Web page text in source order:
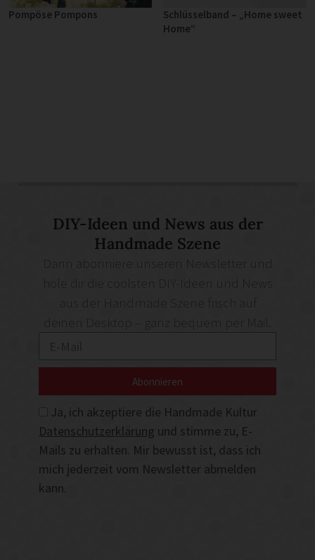
Pompöse Pompons
Schlüsselband – „Home sweet
Home“
DIY-Ideen und News aus der
Handmade Szene
deinen Desktop – ganz bequem per Mail.
Ja, ich akzeptiere die Handmade Kultur
Datenschutzerklärung und stimme zu, E-
Mails zu erhalten. Mir bewusst ist, dass ich
mich jederzeit vom Newsletter abmelden
kann.
Abonnieren